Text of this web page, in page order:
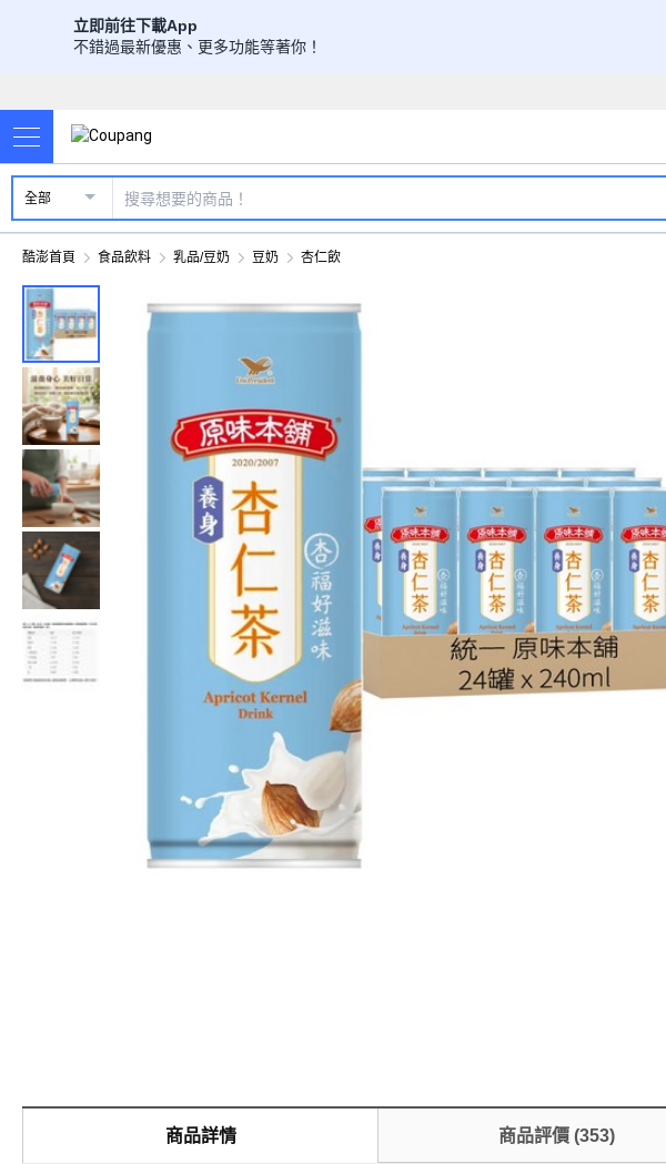
立即前往下載App
不錯過最新優惠、更多功能等著你！
全部
酷澎首頁 食品飲料 乳品/豆奶 豆奶 杏仁飲
商品詳情 商品評價(353)